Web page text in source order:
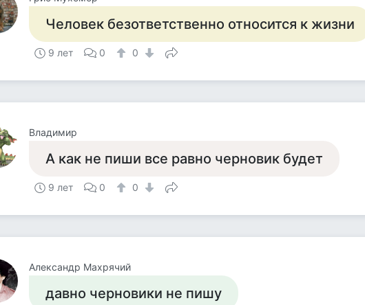
Человек безответственно относится к жизни
9 лет 0 0
Владимир
А как не пиши все равно черновик будет
9 лет 0 0
Александр Махрячий
давно черновики не пишу